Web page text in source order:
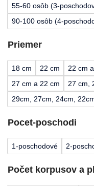
55-60 osôb (3-
90-100 osôb (4-
Priemer
18 cm 22 cm 22 cm
27 cm a 22 cm
27 cm,
29cm, 27cm, 24cm,
Pocet-poschodi
1-poschodové 2-
Počet korpusov a